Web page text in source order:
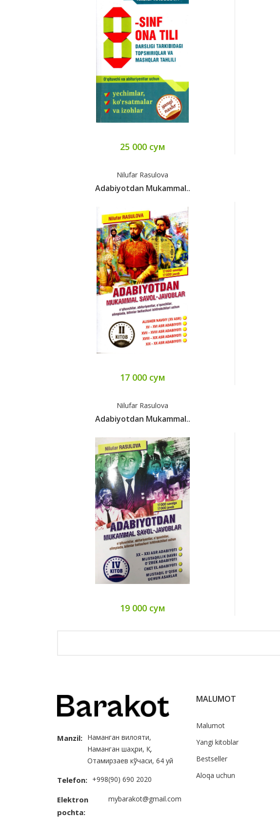
25 000 сум
Nilufar Rasulova
Adabiyotdan Mukammal..
17 000 сум
Nilufar Rasulova
Adabiyotdan Mukammal..
19 000 сум
Manzil: Наманган вилояти,
Наманган шаҳри, Қ.
Отамирзаев кўчаси, 64 уй
Telefon: +998(90) 690 2020
Elektron
pochta:
mybarakot@gmail.com
MALUMOT
Malumot
Yangi kitoblar
Bestseller
Aloqa uchun